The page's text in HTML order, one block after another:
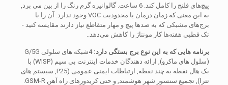
پیچ‌های فلنج را کامل کند. 6 ساعت. گالوانیزه گرم رنگ را از بین می برد,
به این معنی که زمان درمان یا محدودیت VOC وجود ندارد. آن را با
برج‌های مشبکی که به صدها پیچ و مهار متقاطع نیاز دارند مقایسه کنید -
تک قطبی هفته‌ها کار مونتاژ را کاهش می‌دهد..
برنامه هایی که به این نوع برج بستگی دارد:
4شبکه های سلولی G/5G
(سلول های ماکرو), ارائه دهندگان خدمات اینترنت بی سیم (WISP) با
بک هال نقطه به چند نقطه, ارتباطات ایمنی عمومی (P25, سیستم های
تترا), تجمیع سنسور شهر هوشمند, و حتی کریدورهای راه آهن GSM-R.